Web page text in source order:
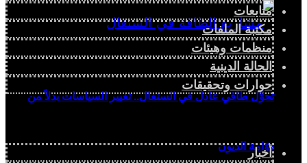
تحوُّل طاقي عادل في السنغال.. تغيير السياسات بدلاً من
دوّامة الديون
متابعات
مكتبة الملفات
منظمات وهيئات
الحالة الدينية
حوارات وتحقيقات
أخبار